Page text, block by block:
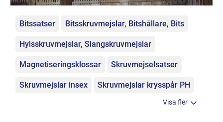
Kategorier
Bitssatser Bitsskruvmejslar, Bitshållare, Bits
Hylsskruvmejslar, Slangskruvmejslar
Magnetiseringsklossar Skruvmejselsatser
Skruvmejslar insex Skruvmejslar krysspår PH
Visa fler